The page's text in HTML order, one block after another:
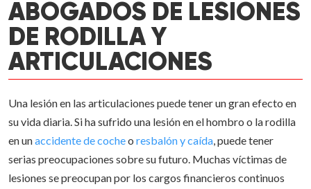
ABOGADOS DE LESIONES
DE RODILLA Y
ARTICULACIONES
Una lesión en las articulaciones puede tener un gran efecto en
su vida diaria. Si ha sufrido una lesión en el hombro o la rodilla
en unaccidente de cocheo resbalón y caída, puede tener
serias preocupaciones sobre su futuro. Muchas víctimas de
lesiones se preocupan por los cargos financieros continuos